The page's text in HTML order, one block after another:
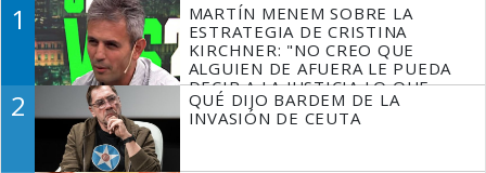
1
MARTÍN MENEM SOBRE LA
ESTRATEGIA DE CRISTINA
KIRCHNER: "NO CREO QUE
ALGUIEN DE AFUERA LE PUEDA
DECIR A LA JUSTICIA LO QUE
TIENE QUE HACER"
2
QUÉ DIJO BARDEM DE LA
INVASIÓN DE CEUTA